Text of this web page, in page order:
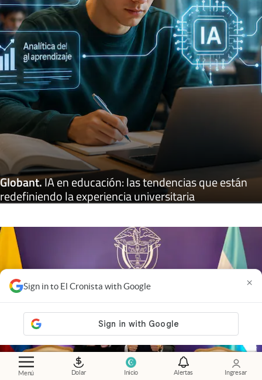
Menú Dolar Inicio Alertas Ingresar
Sign in to El Cronista with Google ×
Globant.IA en educación: las tendencias que están
redefiniendo la experiencia universitaria